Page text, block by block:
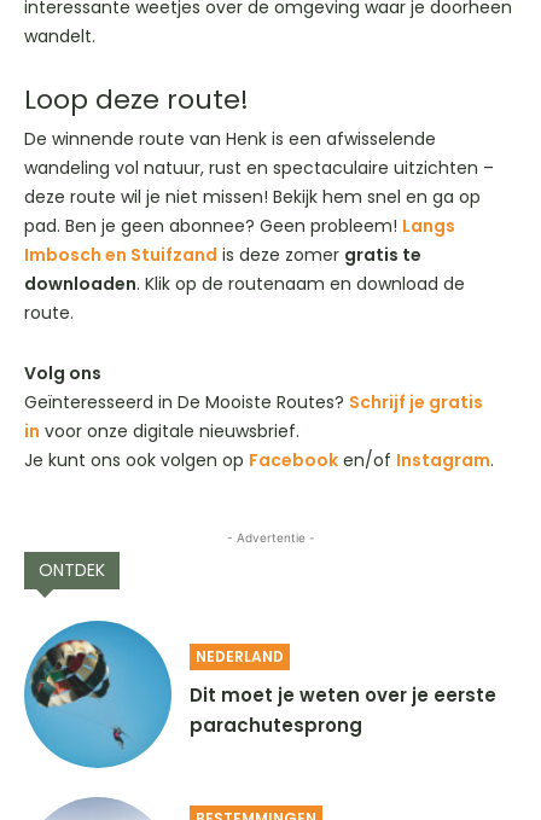
interessante weetjes over de omgeving waar je door­heen
wandelt.
Loop deze route!
De winnende route van Henk is een afwisselende
wandeling vol natuur, rust en spectaculaire uitzichten –
deze route wil je niet missen! Bekijk hem snel en ga op
pad. Ben je geen abonnee? Geen probleem! Langs
Imbosch en Stuifzand is deze zomer gratis te
downloaden. Klik op de routenaam en download de
route.
Volg ons
Geïnteresseerd in De Mooiste Routes? Schrijf je gratis
in voor onze digitale nieuwsbrief.
Je kunt ons ook volgen op Facebook en/of Instagram.
- Advertentie -
ONTDEK
NEDERLAND
Dit moet je weten over je eerste
parachutesprong